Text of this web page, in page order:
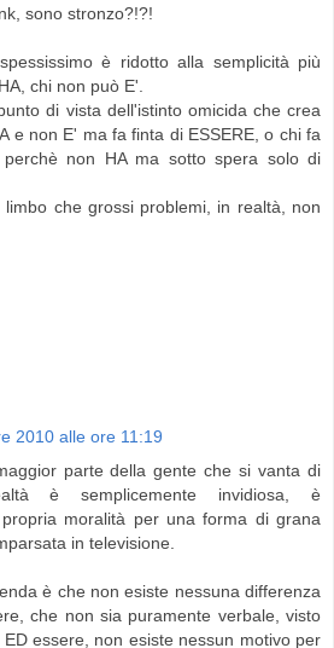
sono stronzo?!?!
è ridotto alla semplicità più
chi non può E'.
di vista dell'istinto omicida che crea
e non E' ma fa finta di ESSERE, o chi fa
perchè non HA ma sotto spera solo di
che grossi problemi, in realtà, non
2010 alle ore 11:19
parte della gente che si vanta di
è semplicemente invidiosa, è
moralità per una forma di grana
in televisione.
è che non esiste nessuna differenza
che non sia puramente verbale, visto
essere, non esiste nessun motivo per